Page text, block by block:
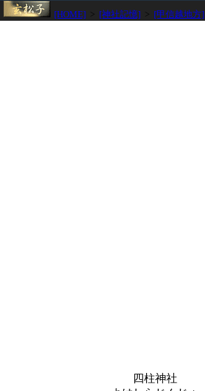
[HOME] [神社記憶] [甲信越地方]
四柱神社